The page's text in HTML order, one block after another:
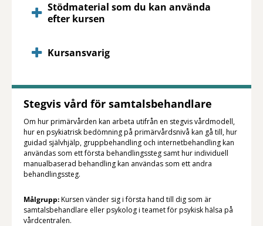
Stödmaterial som du kan använda
efter kursen
Kursansvarig
Stegvis vård för samtalsbehandlare
Om hur primärvården kan arbeta utifrån en stegvis vårdmodell,
hur en psykiatrisk bedömning på primärvårdsnivå kan gå till, hur
guidad självhjälp, gruppbehandling och internetbehandling kan
användas som ett första behandlingssteg samt hur individuell
manualbaserad behandling kan användas som ett andra
behandlingssteg.
Målgrupp:Kursen vänder sig i första hand till dig som är
samtalsbehandlare eller psykolog i teamet för psykisk hälsa på
vårdcentralen.